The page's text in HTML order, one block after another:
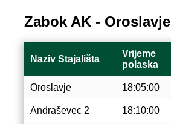
Zabok AK - Oroslavje
Naziv Stajališta
Vrijeme
polaska
Oroslavje 18:05:00
Andraševec 2 18:10:00